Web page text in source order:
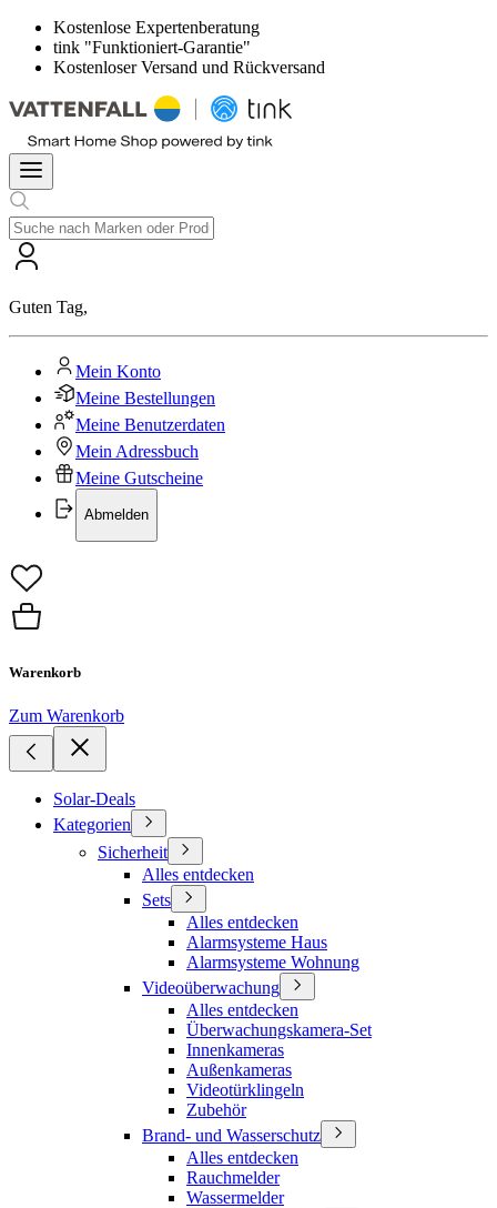
Kostenlose Expertenberatung
tink "Funktioniert-Garantie"
Kostenloser Versand und Rückversand
Guten Tag,
Mein Konto
Meine Bestellungen
Meine Benutzerdaten
Mein Adressbuch
Meine Gutscheine
Abmelden
Warenkorb
Zum Warenkorb
Solar-Deals
Kategorien
Sicherheit
Alles entdecken
Sets
Alles entdecken
Alarmsysteme Haus
Alarmsysteme Wohnung
Videoüberwachung
Alles entdecken
Überwachungskamera-Set
Innenkameras
Außenkameras
Videotürklingeln
Zubehör
Brand- und Wasserschutz
Alles entdecken
Rauchmelder
Wassermelder